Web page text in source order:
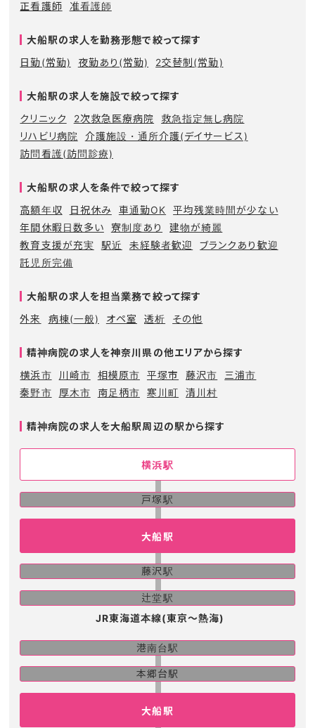
正看護師 准看護師
大船駅の求人を勤務形態で絞って探す
日勤(常勤)
夜勤あり(常勤) 2交替制(常勤)
大船駅の求人を施設で絞って探す
クリニック
2次救急医療病院
救急指定無し病院
リハビリ病院
介護施設・通所介護(デイサービス)
訪問看護(訪問診療)
大船駅の求人を条件で絞って探す
高額年収
日祝休み 車通勤OK
平均残業時間が少ない
年間休暇日数多い
寮制度あり
建物が綺麗
教育支援が充実
駅近 未経験者歓迎
ブランクあり歓迎
託児所完備
大船駅の求人を担当業務で絞って探す
外来
病棟(一般) オペ室 透析 その他
精神病院の求人を神奈川県の他エリアから探す
横浜市
川崎市 相模原市 平塚市 藤沢市
三浦市
秦野市
厚木市 南足柄市 寒川町 清川村
精神病院の求人を大船駅周辺の駅から探す
横浜駅
戸塚駅
大船駅
藤沢駅
辻堂駅
JR東海道本線(東京～熱海)
港南台駅
本郷台駅
大船駅